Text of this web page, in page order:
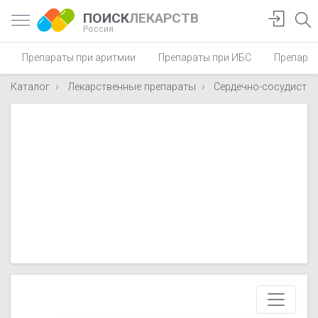
ПОИСКЛЕКАРСТВ
Россия
Препараты при аритмии Препараты при ИБС
Каталог Лекарственные препараты Сердечно-